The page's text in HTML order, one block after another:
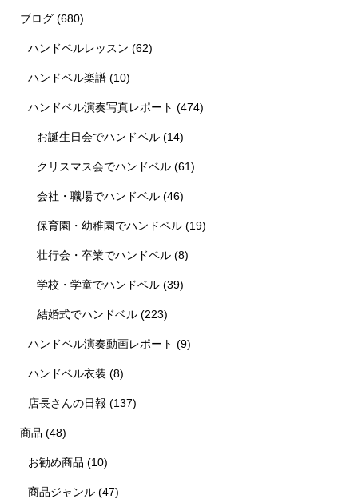
ブログ(680)
ハンドベルレッスン (62)
ハンドベル楽譜 (10)
ハンドベル演奏写真レポート (474)
お誕生日会でハンドベル(14)
クリスマス会でハンドベル(61)
会社・職場でハンドベル(46)
保育園・幼稚園でハンドベル(19)
壮行会・卒業でハンドベル(8)
学校・学童でハンドベル(39)
結婚式でハンドベル(223)
ハンドベル演奏動画レポート (9)
ハンドベル衣装 (8)
店長さんの日報 (137)
商品 (48)
お勧め商品 (10)
商品ジャンル (47)